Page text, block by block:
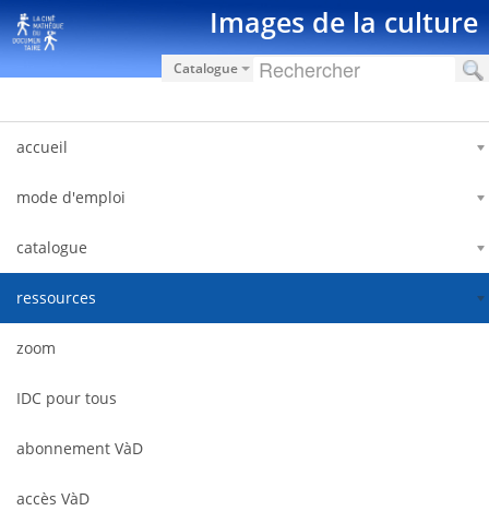
Skip to Content Images de la culture
Catalogue
accueil
mode d'emploi
catalogue
ressources
zoom
IDC pour tous
abonnement VàD
accès VàD